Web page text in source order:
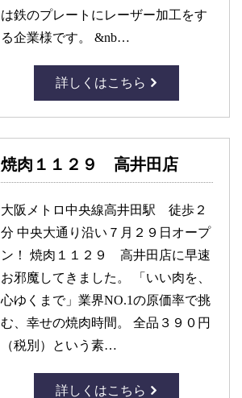
は鉄のプレートにレーザー加工をす
る企業様です。 &nb…
詳しくはこちら
焼肉１１２９ 高井田店
大阪メトロ中央線高井田駅 徒歩２
分 中央大通り沿い７月２９日オープ
ン！ 焼肉１１２９ 高井田店に早速
お邪魔してきました。 「いい肉を、
心ゆくまで」業界NO.1の原価率で挑
む、幸せの焼肉時間。 全品３９０円
（税別）という素…
詳しくはこちら